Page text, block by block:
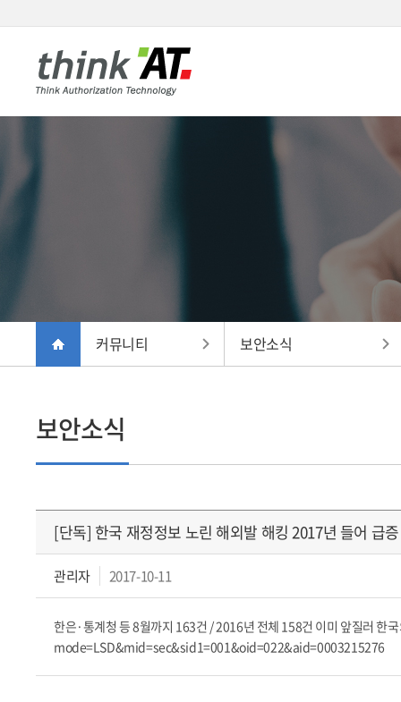
커뮤니티 보안소식
보안소식
[단독] 한국 재정정보 노린 해외발 해킹 2017년 들어 급증
관리자 2017-10-11
한은·통계청 등 8월까지 163건 / 2016년 전체 158건 이미 앞질러
mode=LSD&mid=sec&sid1=001&oid=022&aid=0003215276